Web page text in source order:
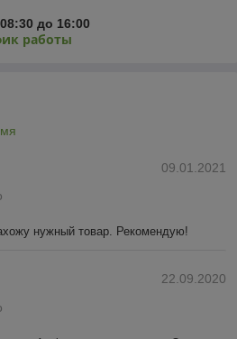
до 16:00
работы
09.01.2021
нужный товар. Рекомендую!
22.09.2020